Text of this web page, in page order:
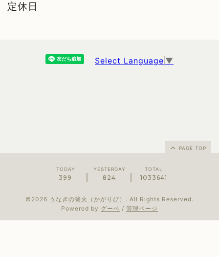
定休日
Select Language ▼
PAGE TOP
TODAY
399
YESTERDAY
824
TOTAL
1033641
©2026 うなぎの篝火（かがりび） . All Rights Reserved.
Powered by グーペ / 管理ページ